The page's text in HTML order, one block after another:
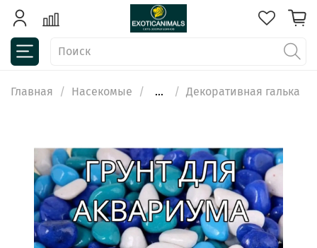
Главная Насекомые ... Декоративная галька